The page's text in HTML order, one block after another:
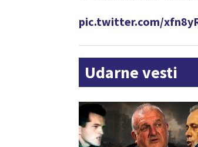
pic.twitter.com/
Udarne vesti